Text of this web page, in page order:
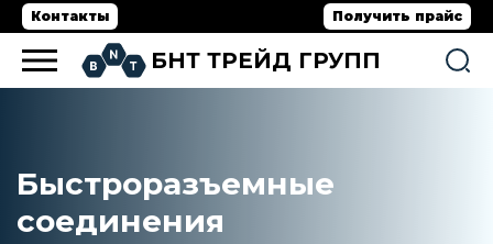
Контакты Получить прайс
БНТ ТРЕЙД ГРУПП
Быстроразъемные
соединения